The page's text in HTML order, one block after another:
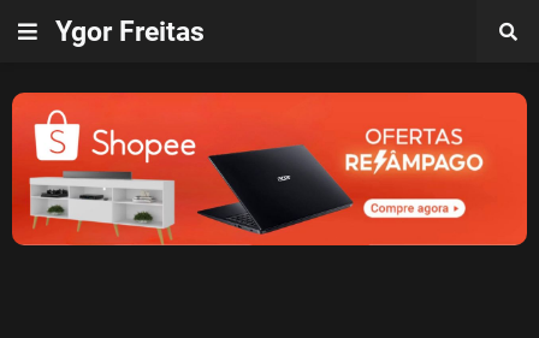
Ygor Freitas